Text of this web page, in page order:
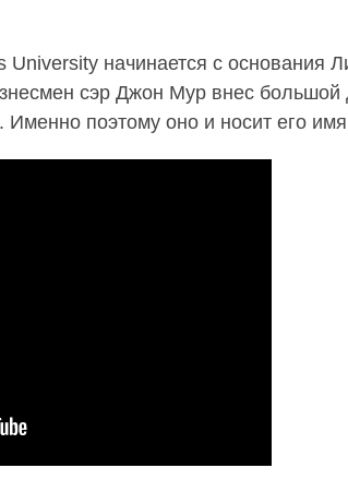
начинается с основания
сэр Джон Мур внес
Именно поэтому оно и носит его